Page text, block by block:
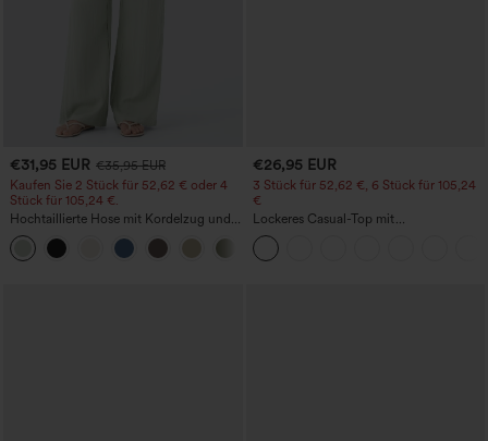
€31,95 EUR €35,95 EUR
Kaufen Sie 2 Stück für 52,62 € oder 4
Stück für 105,24 €.
Hochtaillierte Hose mit Kordelzug und
Taschen, weitem Bein, lässig und locker
in Leinenoptik
€26,95 EUR
3 Stück für 52,62 €, 6 Stück für 105,24
€
Lockeres Casual-Top mit
Rundhalsausschnitt und
Fledermausärmeln